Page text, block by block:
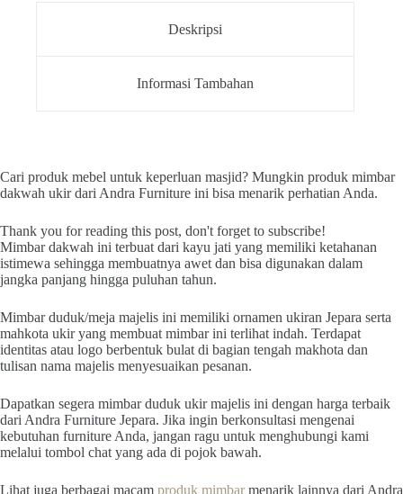
Deskripsi
Informasi Tambahan
Cari produk mebel untuk keperluan masjid? Mungkin produk mimbar
dakwah ukir dari Andra Furniture ini bisa menarik perhatian Anda.
Thank you for reading this post, don't forget to subscribe!
Mimbar dakwah ini terbuat dari kayu jati yang memiliki ketahanan
istimewa sehingga membuatnya awet dan bisa digunakan dalam
jangka panjang hingga puluhan tahun.
Mimbar duduk/meja majelis ini memiliki ornamen ukiran Jepara serta
mahkota ukir yang membuat mimbar ini terlihat indah. Terdapat
identitas atau logo berbentuk bulat di bagian tengah makhota dan
tulisan nama majelis menyesuaikan pesanan.
Dapatkan segera mimbar duduk ukir majelis ini dengan harga terbaik
dari Andra Furniture Jepara. Jika ingin berkonsultasi mengenai
kebutuhan furniture Anda, jangan ragu untuk menghubungi kami
melalui tombol chat yang ada di pojok bawah.
Lihat juga berbagai macam produk mimbarmenarik lainnya dari Andra